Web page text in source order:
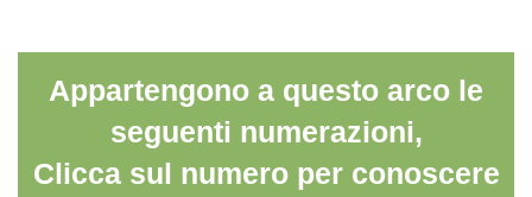
Appartengono a questo arco le
seguenti numerazioni,
Clicca sul numero per conoscere